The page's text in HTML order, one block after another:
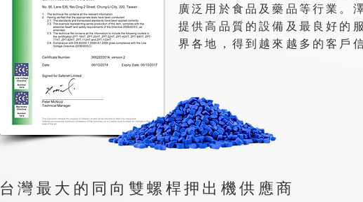
廣泛用於食品及藥品等行業。
提供高品質的設備及最良好的
界各地，得到越來越多的客戶
台灣最大的同向雙螺桿押出機供應商